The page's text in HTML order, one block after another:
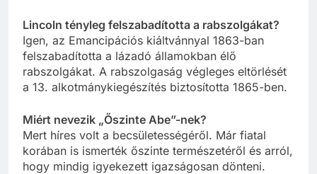
Lincoln tényleg felszabadította a rabszolgákat?
Igen, az Emancipációs kiáltvánnyal 1863-ban
felszabadította a lázadó államokban élő
rabszolgákat. A rabszolgaság végleges eltörlését
a 13. alkotmánykiegészítés biztosította 1865-ben.
Miért nevezik „Őszinte Abe”-nek?
Mert híres volt a becsületességéről. Már fiatal
korában is ismerték őszinte természetéről és arról,
hogy mindig igyekezett igazságosan dönteni.